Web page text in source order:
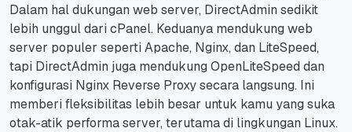
Dalam hal dukungan web server, DirectAdmin sedikit
lebih unggul dari cPanel. Keduanya mendukung web
server populer seperti Apache, Nginx, dan LiteSpeed,
tapi DirectAdmin juga mendukung OpenLiteSpeed dan
konfigurasi Nginx Reverse Proxy secara langsung. Ini
memberi fleksibilitas lebih besar untuk kamu yang suka
otak-atik performa server, terutama di lingkungan Linux.